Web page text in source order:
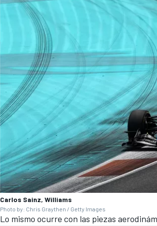
Carlos Sainz, Williams
Photo by: Chris Graythen / Getty Images
Lo mismo ocurre con las piezas